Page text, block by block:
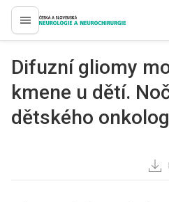
proLékaře.cz
Difuzní gliomy
kmene u dětí.
dětského